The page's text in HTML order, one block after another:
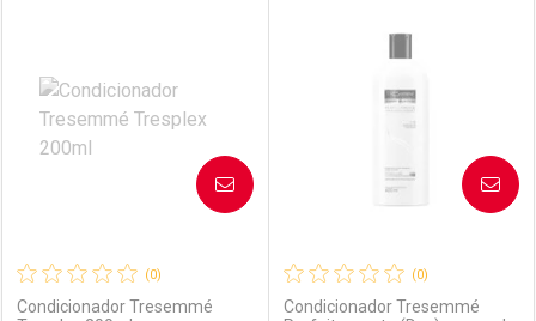
Laboratório
Por Menos
(0)
Condicionador Tresemmé
AVISE-ME
(0)
Condicionador Tresemmé
AVISE-ME